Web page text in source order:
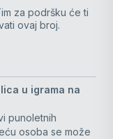
za podršku će ti
ovaj broj.
u igrama na
punoletnih
osoba se može